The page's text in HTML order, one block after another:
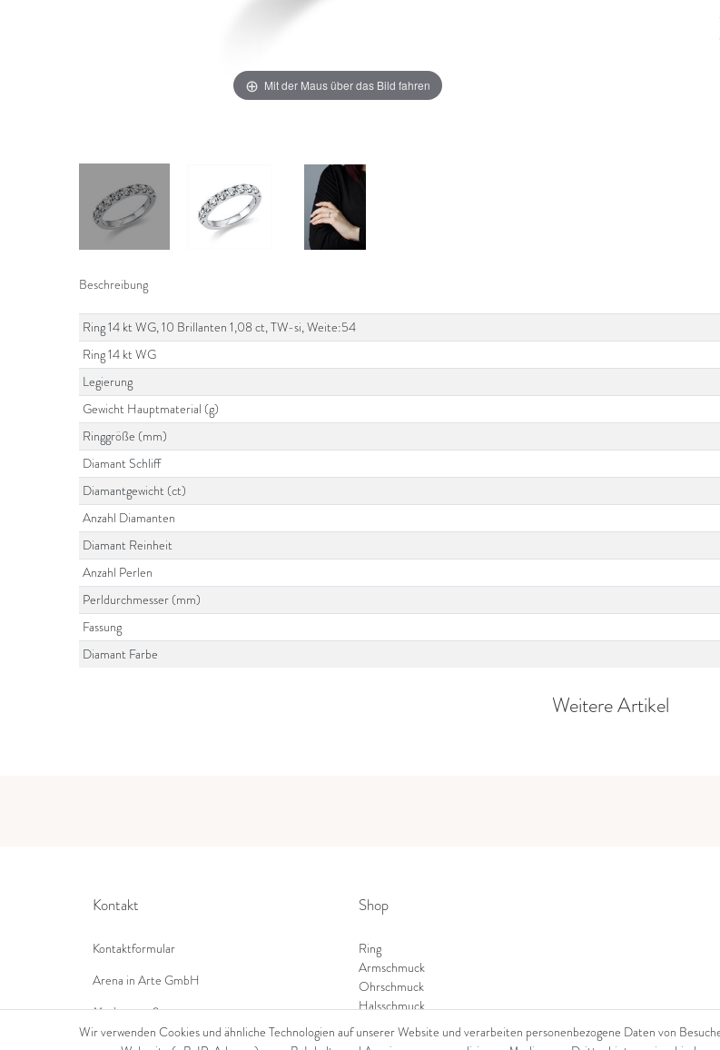
Mit der Maus über das Bild fahren
Beschreibung
Ring 14 kt WG, 10 Brillanten 1,08 ct, TW-si, Weite:54
Ring 14 kt WG
Legierung
Gewicht Hauptmaterial (g)
Ringgröße (mm)
Diamant Schliff
Diamantgewicht (ct)
Anzahl Diamanten
Diamant Reinheit
Anzahl Perlen
Perldurchmesser (mm)
Fassung
Diamant Farbe
Weitere Artikel
Kontakt
Kontaktformular
Arena in Arte GmbH
Marktgasse 2,
8600 Dübendorf
Shop
Ring
Armschmuck
Ohrschmuck
Halsschmuck
Wir verwenden Cookies und ähnliche Technologien auf unserer Website und verarbeiten personenbezogene Daten von